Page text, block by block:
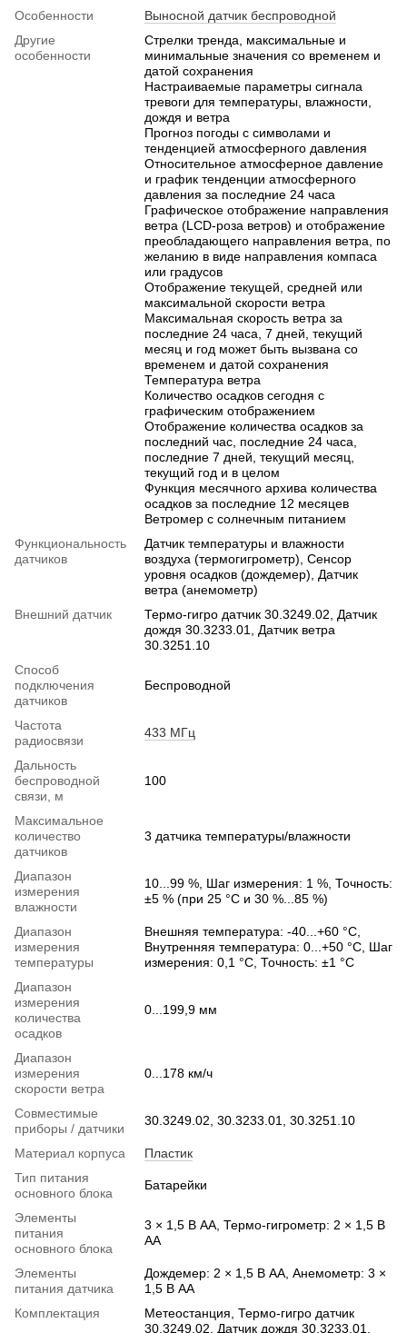
Особенности
Выносной датчик беспроводной
Другие
особенности
Стрелки тренда, максимальные и
минимальные значения со временем и
датой сохранения
Настраиваемые параметры сигнала
тревоги для температуры, влажности,
дождя и ветра
Прогноз погоды с символами и
тенденцией атмосферного давления
Относительное атмосферное давление
и график тенденции атмосферного
давления за последние 24 часа
Графическое отображение направления
ветра (LCD-роза ветров) и отображение
преобладающего направления ветра, по
желанию в виде направления компаса
или градусов
Отображение текущей, средней или
максимальной скорости ветра
Максимальная скорость ветра за
последние 24 часа, 7 дней, текущий
месяц и год может быть вызвана со
временем и датой сохранения
Температура ветра
Количество осадков сегодня с
графическим отображением
Отображение количества осадков за
последний час, последние 24 часа,
последние 7 дней, текущий месяц,
текущий год и в целом
Функция месячного архива количества
осадков за последние 12 месяцев
Ветромер с солнечным питанием
Функциональность
датчиков
Датчик температуры и влажности
воздуха (термогигрометр), Сенсор
уровня осадков (дождемер), Датчик
ветра (анемометр)
Внешний датчик
Термо-гигро датчик 30.3249.02, Датчик
дождя 30.3233.01, Датчик ветра
30.3251.10
Способ
подключения
датчиков
Беспроводной
Частота
радиосвязи
433 МГц
Дальность
беспроводной
связи, м
100
Максимальное
количество
датчиков
3 датчика температуры/влажности
Диапазон
измерения
влажности
10...99 %, Шаг измерения: 1 %, Точность:
±5 % (при 25 °C и 30 %...85 %)
Диапазон
измерения
температуры
Внешняя температура: -40...+60 °C,
Внутренняя температура: 0...+50 °C, Шаг
измерения: 0,1 °C, Точность: ±1 °C
Диапазон
измерения
количества
осадков
0...199,9 мм
Диапазон
измерения
скорости ветра
0...178 км/ч
Совместимые
приборы / датчики
30.3249.02, 30.3233.01, 30.3251.10
Материал корпуса
Пластик
Тип питания
основного блока
Батарейки
Элементы
питания
основного блока
3 × 1,5 В AA, Термо-гигрометр: 2 × 1,5 В
AA
Элементы
питания датчика
Дождемер: 2 × 1,5 В AA, Анемометр: 3 ×
1,5 В AA
Комплектация
Метеостанция, Термо-гигро датчик
30.3249.02, Датчик дождя 30.3233.01,